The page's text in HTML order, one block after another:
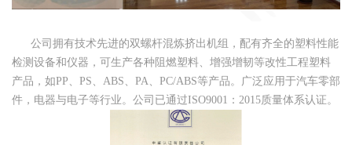
公司拥有技术先进的双螺杆混炼挤出机组，配有齐全的塑料性能
检测设备和仪器，可生产各种阻燃塑料、增强增韧等改性工程塑料
产品，如PP、PS、ABS、PA、PC/ABS等产品。广泛应用于汽车零部
件，电器与电子等行业。公司已通过ISO9001：2015质量体系认证。